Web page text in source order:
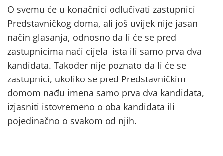
O svemu će u konačnici odlučivati zastupnici
Predstavničkog doma, ali još uvijek nije jasan
način glasanja, odnosno da li će se pred
zastupnicima naći cijela lista ili samo prva dva
kandidata. Također nije poznato da li će se
zastupnici, ukoliko se pred Predstavničkim
domom nađu imena samo prva dva kandidata,
izjasniti istovremeno o oba kandidata ili
pojedinačno o svakom od njih.